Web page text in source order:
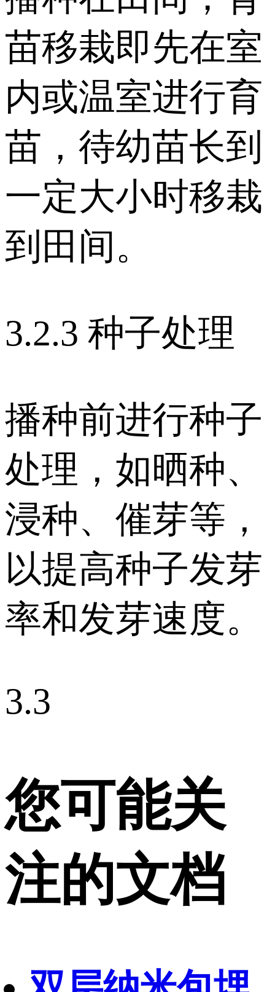
苗移栽即先在室
内或温室进行育
苗，待幼苗长到
一定大小时移栽
到田间。
3.2.3 种子处理
播种前进行种子
处理，如晒种、
浸种、催芽等，
以提高种子发芽
率和发芽速度。
3.3
您可能关
注的文档